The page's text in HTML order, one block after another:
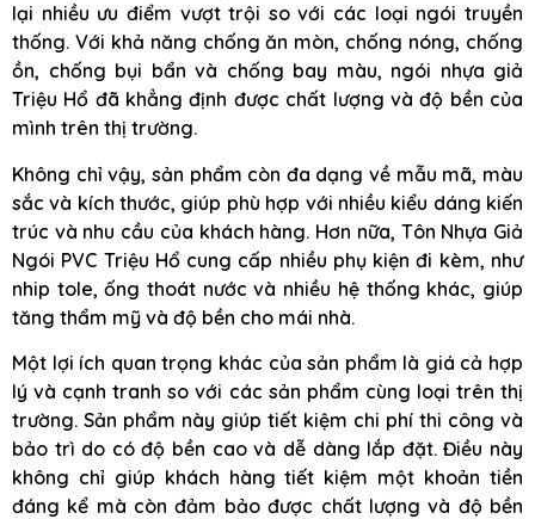
lại nhiều ưu điểm vượt trội so với các loại ngói truyền
thống. Với khả năng chống ăn mòn, chống nóng, chống
ồn, chống bụi bẩn và chống bay màu, ngói nhựa giả
Triệu Hổ đã khẳng định được chất lượng và độ bền của
mình trên thị trường.
Không chỉ vậy, sản phẩm còn đa dạng về mẫu mã, màu
sắc và kích thước, giúp phù hợp với nhiều kiểu dáng kiến
trúc và nhu cầu của khách hàng. Hơn nữa, Tôn Nhựa Giả
Ngói PVC Triệu Hổ cung cấp nhiều phụ kiện đi kèm, như
nhip tole, ống thoát nước và nhiều hệ thống khác, giúp
tăng thẩm mỹ và độ bền cho mái nhà.
Một lợi ích quan trọng khác của sản phẩm là giá cả hợp
lý và cạnh tranh so với các sản phẩm cùng loại trên thị
trường. Sản phẩm này giúp tiết kiệm chi phí thi công và
bảo trì do có độ bền cao và dễ dàng lắp đặt. Điều này
không chỉ giúp khách hàng tiết kiệm một khoản tiền
đáng kể mà còn đảm bảo được chất lượng và độ bền